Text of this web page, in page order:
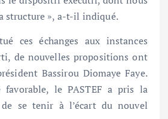
structure », a-t-il indiqué.
ces échanges aux instances
de nouvelles propositions ont
Bassirou Diomaye Faye.
favorable, le PASTEF a pris la
se tenir à l’écart du nouvel